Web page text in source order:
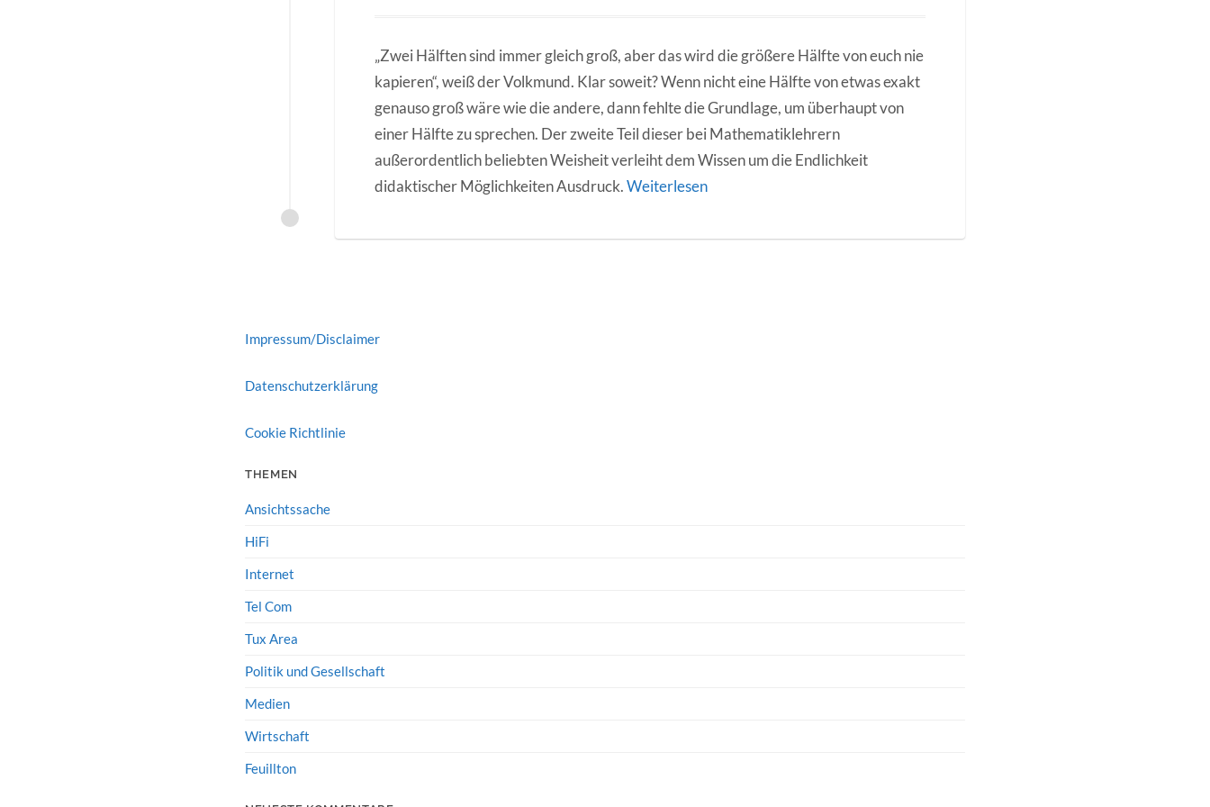
„Zwei Hälften sind immer gleich groß, aber das wird die größere Hälfte von euch nie
kapieren“, weiß der Volkmund. Klar soweit? Wenn nicht eine Hälfte von etwas exakt
genauso groß wäre wie die andere, dann fehlte die Grundlage, um überhaupt von
einer Hälfte zu sprechen. Der zweite Teil dieser bei Mathematiklehrern
außerordentlich beliebten Weisheit verleiht dem Wissen um die Endlichkeit
didaktischer Möglichkeiten Ausdruck.Weiterlesen
Impressum/Disclaimer
Datenschutzerklärung
Cookie Richtlinie
THEMEN
Ansichtssache
HiFi
Internet
Tel Com
Tux Area
Politik und Gesellschaft
Medien
Wirtschaft
Feuillton